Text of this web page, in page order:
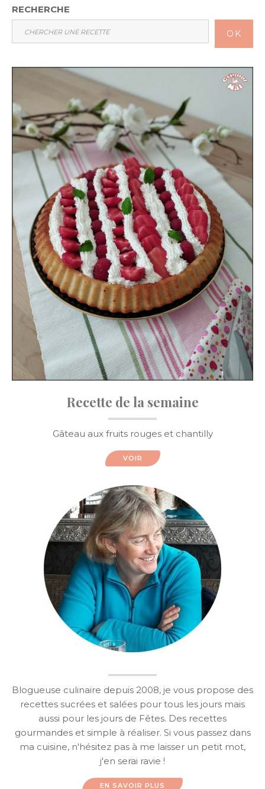
RECHERCHE
OK
Recette de la semaine
Gâteau aux fruits rouges et chantilly
VOIR
Blogueuse culinaire depuis 2008, je vous propose des
recettes sucrées et salées pour tous les jours mais
aussi pour les jours de Fêtes. Des recettes
gourmandes et simple à réaliser. Si vous passez dans
ma cuisine, n'hésitez pas à me laisser un petit mot,
j'en serai ravie !
EN SAVOIR PLUS